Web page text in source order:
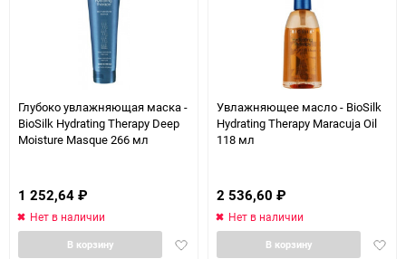
Глубоко увлажняющая маска -
BioSilk Hydrating Therapy Deep
Moisture Masque 266 мл
1 252,64 ₽
Нет в наличии
Добавить
В корзину
Увлажняющее масло - BioSilk
Hydrating Therapy Maracuja Oil
118 мл
2 536,60 ₽
Нет в наличии
В корзину